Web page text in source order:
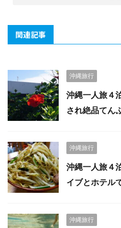
関連記事
沖縄旅行
沖縄一人旅４
され絶品てん
沖縄旅行
沖縄一人旅４
イブとホテル
沖縄旅行